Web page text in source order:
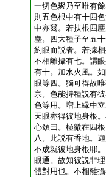
一切色聚乃至唯有
則五色根中有十四
中亦爾。若扶根四
塵。四大種子至五
約眼而説者。若據
不相離攝有七。謂
有十。加水火風。
眼等四。獨可得故
宗。色能持種説有
色等用。増上縁中
天眼亦得彼地身根
心頌曰。極微在四
八。此説有香地。
不成就彼地身根耶
眼通。故知彼説非
體對用也。不相離